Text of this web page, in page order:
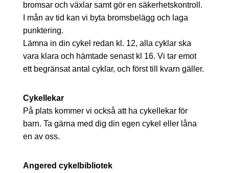
bromsar och växlar samt gör en säkerhetskontroll.
I mån av tid kan vi byta bromsbelägg och laga
punktering.
Lämna in din cykel redan kl. 12, alla cyklar ska
vara klara och hämtade senast kl 16. Vi tar emot
ett begränsat antal cyklar, och först till kvarn gäller.
Cykellekar
På plats kommer vi också att ha cykellekar för
barn. Ta gärna med dig din egen cykel eller låna
en av oss.
Angered cykelbibliotek